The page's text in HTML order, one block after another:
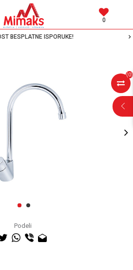
0
BESPLATNE ISPORUKE!
(0)
1 2
Podeli